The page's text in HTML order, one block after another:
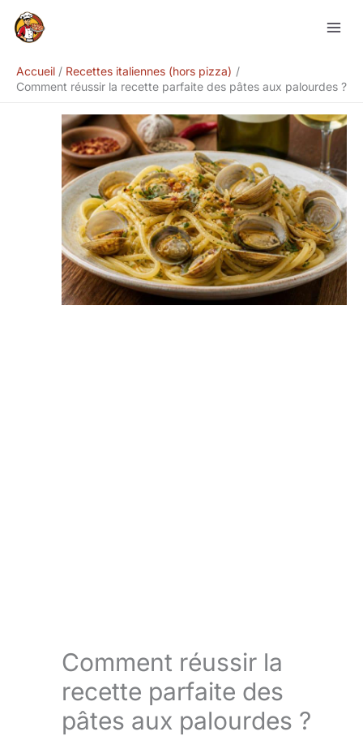
Accueil
Recettes italiennes (hors pizza)
Comment réussir la recette parfaite des pâtes aux palourdes ?
Comment réussir la
recette parfaite des
pâtes aux palourdes ?
Rechercher